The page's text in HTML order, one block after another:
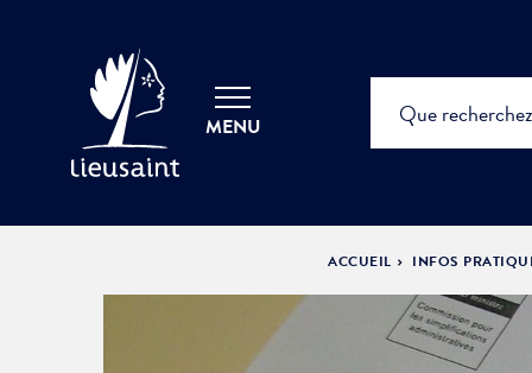
MENU
ACCUEIL INFOS